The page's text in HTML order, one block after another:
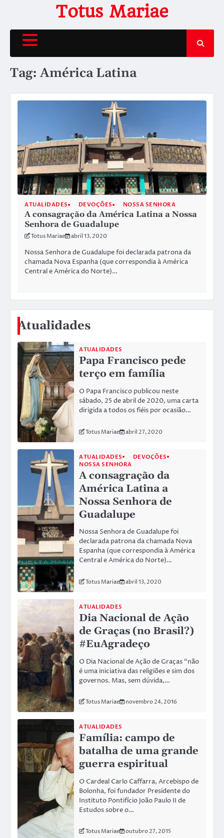
content
Totus Mariae
Tag:América Latina
ATUALIDADES DEVOÇÕES NOSSA SENHORA
A consagração da América Latina a Nossa
Senhora de Guadalupe
Totus Mariae abril 13, 2020
Nossa Senhora de Guadalupe foi declarada patrona da
chamada Nova Espanha (que correspondia à América
Central e América do Norte)…
Atualidades
ATUALIDADES
Papa Francisco pede
terço em família
O Papa Francisco publicou neste
sábado, 25 de abril de 2020, uma carta
dirigida a todos os fiéis por ocasião…
Totus Mariae abril 27, 2020
ATUALIDADES
DEVOÇÕES
NOSSA SENHORA
A consagração da
América Latina a
Nossa Senhora de
Guadalupe
Nossa Senhora de Guadalupe foi
declarada patrona da chamada Nova
Espanha (que correspondia à América
Central e América do Norte)…
Totus Mariae abril 13, 2020
ATUALIDADES
Dia Nacional de Ação
de Graças (no Brasil?)
#EuAgradeço
O Dia Nacional de Ação de Graças “não
é uma iniciativa das religiões e sim dos
governos. Mas, sem dúvida,…
Totus Mariae novembro 24, 2016
ATUALIDADES
Família: campo de
batalha de uma grande
guerra espiritual
O Cardeal Carlo Caffarra, Arcebispo de
Bolonha, foi fundador Presidente do
Instituto Pontifício João Paulo II de
Estudos sobre o…
Totus Mariae outubro 27, 2015